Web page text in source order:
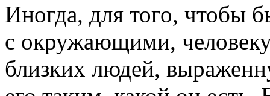
Иногда, для того, чтобы
с окружающими,
близких людей,